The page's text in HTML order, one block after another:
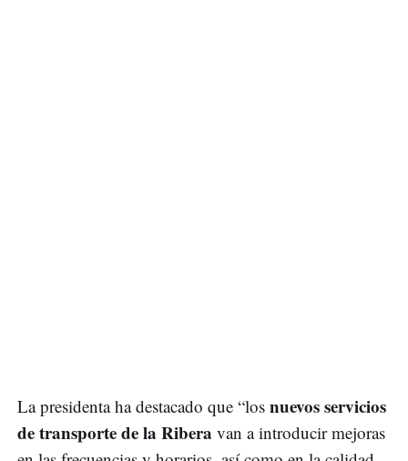
La presidenta ha destacado que “los nuevos servicios
de transporte de la Ribera van a introducir mejoras